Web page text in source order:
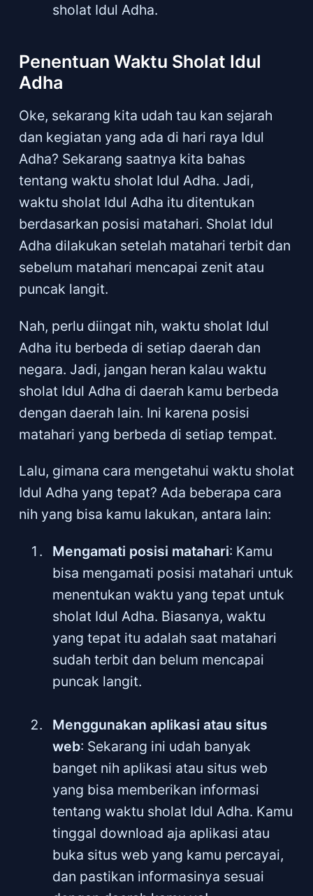
sholat Idul Adha.
Penentuan Waktu Sholat Idul
Adha
Oke, sekarang kita udah tau kan sejarah
dan kegiatan yang ada di hari raya Idul
Adha? Sekarang saatnya kita bahas
tentang waktu sholat Idul Adha. Jadi,
waktu sholat Idul Adha itu ditentukan
berdasarkan posisi matahari. Sholat Idul
Adha dilakukan setelah matahari terbit dan
sebelum matahari mencapai zenit atau
puncak langit.
Nah, perlu diingat nih, waktu sholat Idul
Adha itu berbeda di setiap daerah dan
negara. Jadi, jangan heran kalau waktu
sholat Idul Adha di daerah kamu berbeda
dengan daerah lain. Ini karena posisi
matahari yang berbeda di setiap tempat.
Lalu, gimana cara mengetahui waktu sholat
Idul Adha yang tepat? Ada beberapa cara
nih yang bisa kamu lakukan, antara lain:
Mengamati posisi matahari: Kamu
bisa mengamati posisi matahari untuk
menentukan waktu yang tepat untuk
sholat Idul Adha. Biasanya, waktu
yang tepat itu adalah saat matahari
sudah terbit dan belum mencapai
puncak langit.
Menggunakan aplikasi atau situs
web: Sekarang ini udah banyak
banget nih aplikasi atau situs web
yang bisa memberikan informasi
tentang waktu sholat Idul Adha. Kamu
tinggal download aja aplikasi atau
buka situs web yang kamu percayai,
dan pastikan informasinya sesuai